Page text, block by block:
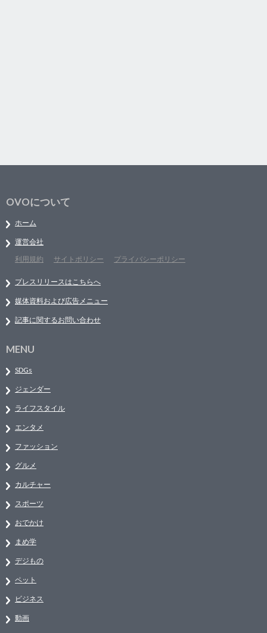
OVOについて
ホーム
運営会社
利用規約
サイトポリシー プライバシーポリシー
プレスリリースはこちらへ
媒体資料および広告メニュー
記事に関するお問い合わせ
MENU
SDGs
ジェンダー
ライフスタイル
エンタメ
ファッション
グルメ
カルチャー
スポーツ
おでかけ
まめ学
デジもの
ペット
ビジネス
動画